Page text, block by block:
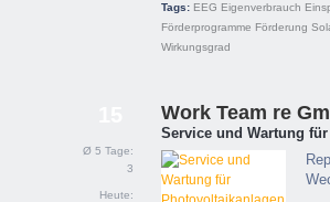
Tags: EEG Eigenverbrauch
Förderprogramme Förderung
Wirkungsgrad
Ø 5 Tage:
3
Heute:
Work Team re
Service und Wartung